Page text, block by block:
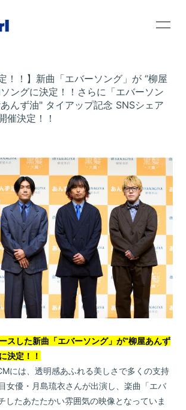
Home
News
Live / Schedule
Bio
！！】新曲「エバーソング」が “柳屋
ングに決定！！さらに「エバーソン
んず油" タイアップ記念 SNSシェア
催決定！！
スした新曲「エバーソング」が“柳屋あんず
決定！！
には、透明感あふれる美しさで多くの支持
女優・月島琉衣さんが出演し、楽曲「エバ
したあたたかい雰囲気の映像となっていま